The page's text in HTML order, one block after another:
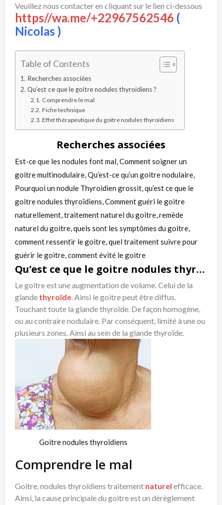
Veuillez nous contacter en cliquant sur le lien ci-dessous
https//wa.me/+22967562546 (
Nicolas )
Table of Contents
Recherches associées
Qu’est ce que le goitre nodules thyroïdiens ?
Comprendre le mal
Fiche technique
Effet thérapeutique du goitre nodules thyroïdiens
Recherches associées
Est-ce que les nodules font mal, Comment soigner un
goitre multinodulaire, Qu’est-ce qu’un goitre nodulaire,
Pourquoi un nodule Thyroidien grossit, qu’est ce que le
goitre nodules thyroïdiens, Comment guéri le goitre
naturellement, traitement naturel du goitre, remède
naturel du goitre, quels sont les symptômes du goitre,
comment ressentir le goitre, quel traitement suivre pour
guérir le goitre, comment évité le goitre
Qu’est ce que le goitre nodules thyroïdiens ?
Le goitre est une augmentation de volume. Celui de la
glande thyroïde . Ainsi le goitre peut être diffus.
Touchant toute la glande thyroïde. De façon homogène,
ou au contraire nodulaire. Par conséquent, limité à une ou
plusieurs zones. Ainsi au sein de la glande thyroïde.
Goitre nodules thyroïdiens
Comprendre le mal
Goitre, nodules thyroïdiens traitement naturel efficace.
Ainsi, la cause principale du goitre est un dérèglement